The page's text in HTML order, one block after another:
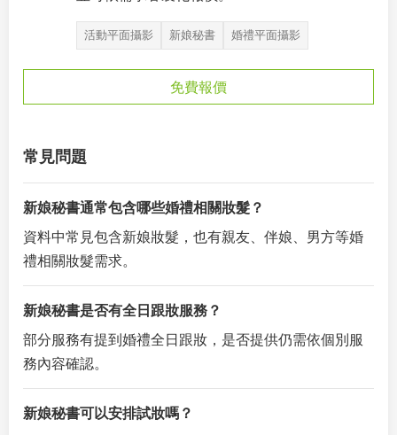
活動平面攝影 新娘秘書 婚禮平面攝影
免費報價
常見問題
新娘秘書通常包含哪些婚禮相關妝髮？
資料中常見包含新娘妝髮，也有親友、伴娘、男方等婚
禮相關妝髮需求。
新娘秘書是否有全日跟妝服務？
部分服務有提到婚禮全日跟妝，是否提供仍需依個別服
務內容確認。
新娘秘書可以安排試妝嗎？